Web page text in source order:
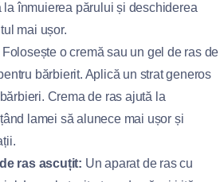
la înmuierea părului și deschiderea
mai ușor.
Folosește o cremă sau un gel de ras de
bărbierit. Aplică un strat generos
Crema de ras ajută la
lamei să alunece mai ușor și
ras ascuțit: Un aparat de ras cu